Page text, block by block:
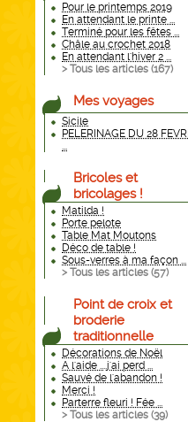
Pour le printemps 2019
En attendant le printe ...
Terminé pour les fêtes ...
Châle au crochet 2018
En attendant l'hiver 2 ...
> Tous les articles (167)
Mes voyages
Sicile
PELERINAGE DU 28 FEVRI
...
Bricoles et
bricolages !
Matilda !
Porte pelote
Table Mat Moutons
Déco de table !
Sous-verres à ma façon ...
> Tous les articles (57)
Point de croix et
broderie
traditionnelle
Décorations de Noël
A l'aide ....j'ai perd ...
Sauvé de l'abandon !
Merci !
Parterre fleuri ! Fée ...
> Tous les articles (39)